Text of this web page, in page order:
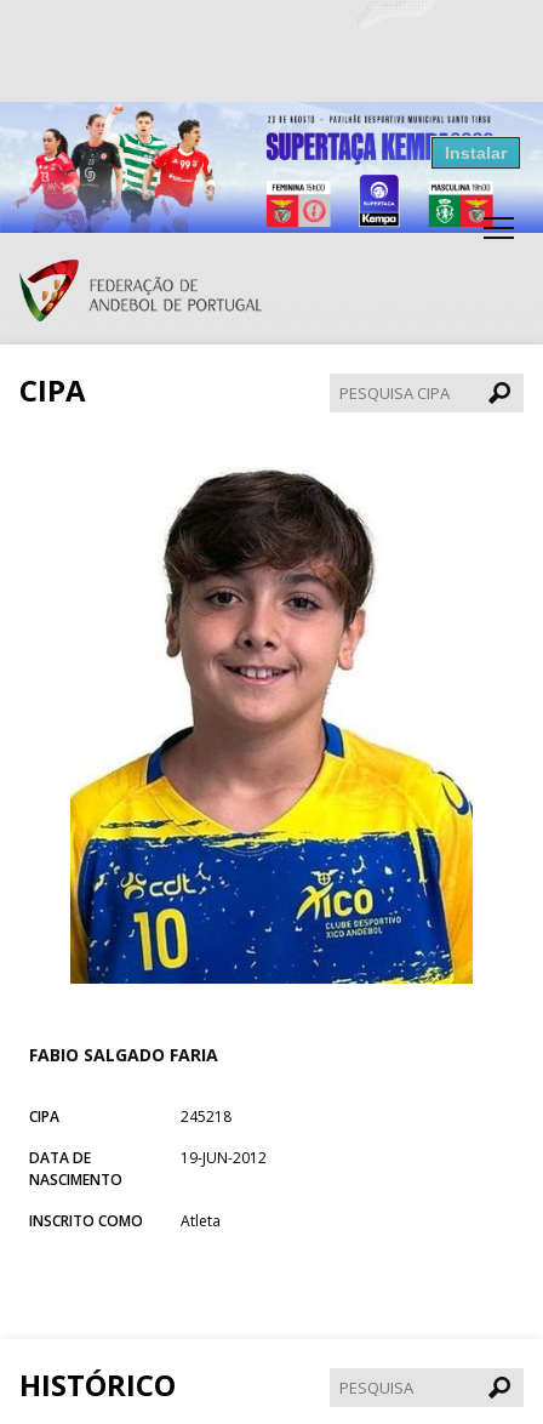
Resultados Andebol
Federação de Andebol de Portugal
Grátis - Disponivel na Play Store
Instalar
CIPA
CIPA
FABIO SALGADO FARIA
CIPA
245218
DATA DE
NASCIMENTO
19-JUN-2012
INSCRITO COMO Atleta
HISTÓRICO